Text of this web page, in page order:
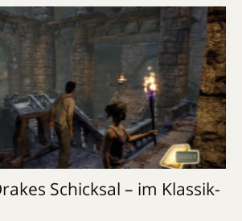
Schicksal – im Klassik-